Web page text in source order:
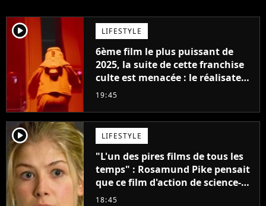
player2 LIFESTYLE
6ème film le plus puissant de
2025, la suite de cette franchise
culte est menacée : le réalisateur
claque la porte pour "différends
19:45
player2 LIFESTYLE
"L'un des pires films de tous les
temps" : Rosamund Pike pensait
que ce film d'action de science-
fiction avec Dwayne Johnson
18:45